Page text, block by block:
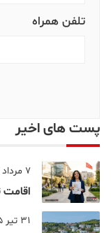
تلفن همراه
پست های اخیر
7 مرداد 1405
اقامت
31 تیر 1405